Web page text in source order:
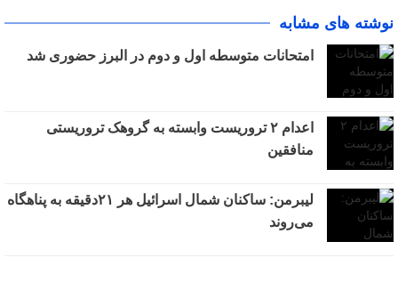
نوشته های مشابه
امتحانات متوسطه اول و دوم در البرز حضوری شد
اعدام ۲ تروریست وابسته به گروهک تروریستی
منافقین
لیبرمن: ساکنان شمال اسرائیل هر ۲۱دقیقه به پناهگاه
می‌روند